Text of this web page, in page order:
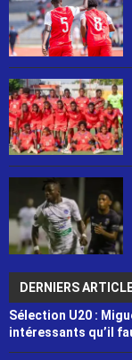
DERNIERS
Sélection U20 :
intéressants qu’il